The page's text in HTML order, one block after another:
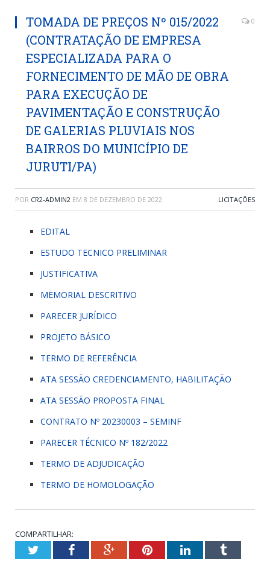
TOMADA DE PREÇOS Nº 015/2022
(CONTRATAÇÃO DE EMPRESA
ESPECIALIZADA PARA O
FORNECIMENTO DE MÃO DE OBRA
PARA EXECUÇÃO DE
PAVIMENTAÇÃO E CONSTRUÇÃO
DE GALERIAS PLUVIAIS NOS
BAIRROS DO MUNICÍPIO DE
JURUTI/PA)
0
POR CR2-ADMIN2 EM 8 DE DEZEMBRO DE 2022 LICITAÇÕES
EDITAL
ESTUDO TECNICO PRELIMINAR
JUSTIFICATIVA
MEMORIAL DESCRITIVO
PARECER JURÍDICO
PROJETO BÁSICO
TERMO DE REFERÊNCIA
ATA SESSÃO CREDENCIAMENTO, HABILITAÇÃO
ATA SESSÃO PROPOSTA FINAL
CONTRATO Nº 20230003 – SEMINF
PARECER TÉCNICO Nº 182/2022
TERMO DE ADJUDICAÇÃO
TERMO DE HOMOLOGAÇÃO
COMPARTILHAR:
TwitterFacebookGoogle+PinterestLinkedInTumblr